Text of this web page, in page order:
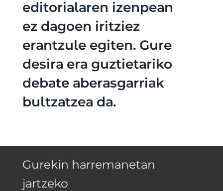
editorialaren izenpean
ez dagoen iritziez
erantzule egiten. Gure
desira era guztietariko
debate aberasgarriak
bultzatzea da.
Gurekin harremanetan
jartzeko